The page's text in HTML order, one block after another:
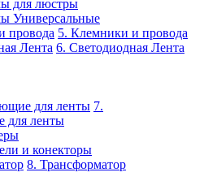
для люстры
Универсальные
5. Клемники и провода
6. Светодиодная Лента
7.
для ленты
и конекторы
8. Трансформатор